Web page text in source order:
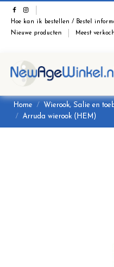
Hoe kan ik bestellen / Bestel
Nieuwe producten
Meest
Home Wierook, Salie en
Arruda wierook (HEM)